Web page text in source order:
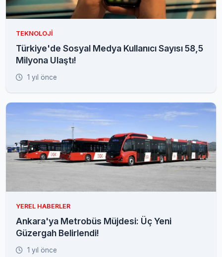
TEKNOLOJI
Türkiye'de Sosyal Medya Kullanıcı Sayısı 58,5
Milyona Ulaştı!
1 yıl önce
YEREL HABERLER
Ankara'ya Metrobüs Müjdesi: Üç Yeni
Güzergah Belirlendi!
1 yıl önce